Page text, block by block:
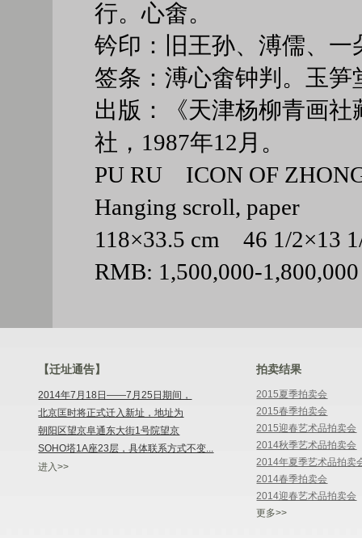
行。心畬。
钤印：旧王孙、溥儒、一
签条：溥心畬钟判。玉笋
出版：《天津杨柳青画社
社，1987年12月。
PU RU ICON OF
Hanging scroll, paper
118×33.5 cm 46 1/2×13
RMB: 1,500,000-1,800,000
【迁址通告】
2014年7月18日——7月25日期间，
北京匡时将正式迁入新址，地址为
朝阳区望京阜通东大街1号院望京
SOHO塔1A座23层，具体联系方式不变...
进入>>
拍卖结果
2015夏季拍卖会
2015春季拍卖会
2015迎春艺术品拍卖会
2014秋季艺术品拍卖会
2014年夏季艺术品拍卖
2014春季拍卖会
2014迎春艺术品拍卖会
更多>>